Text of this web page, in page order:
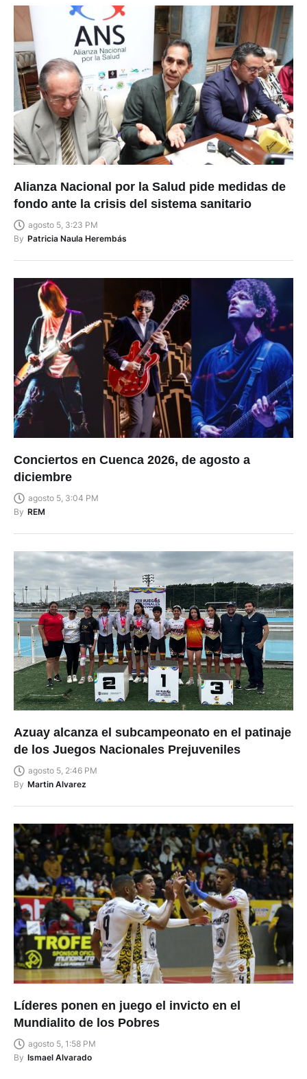
Alianza Nacional por la Salud pide medidas de
fondo ante la crisis del sistema sanitario
agosto 5, 3:23 PM
By Patricia Naula Herembás
Conciertos en Cuenca 2026, de agosto a
diciembre
agosto 5, 3:04 PM
By REM
Azuay alcanza el subcampeonato en el patinaje
de los Juegos Nacionales Prejuveniles
agosto 5, 2:46 PM
By Martin Alvarez
Líderes ponen en juego el invicto en el
Mundialito de los Pobres
agosto 5, 1:58 PM
By Ismael Alvarado